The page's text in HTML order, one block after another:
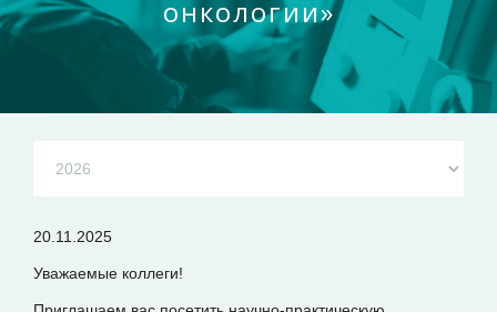
онкологии»
20.11.2025
Уважаемые коллеги!